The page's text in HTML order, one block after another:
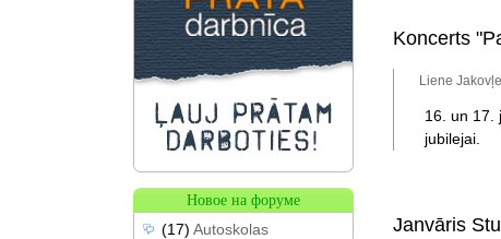
Koncerts
Liene
16. un 17.
jubilejai.
Janvāris
Новое на форуме
(17) Autoskolas